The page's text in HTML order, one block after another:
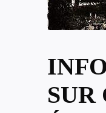
SUR